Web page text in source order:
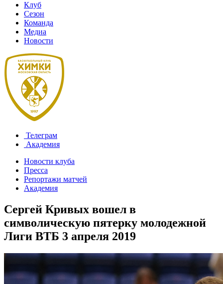
Клуб
Сезон
Команда
Медиа
Новости
Телеграм
Академия
Новости клуба
Пресса
Репортажи матчей
Академия
Сергей Кривых вошел в
символическую пятерку молодежной
Лиги ВТБ 3 апреля 2019